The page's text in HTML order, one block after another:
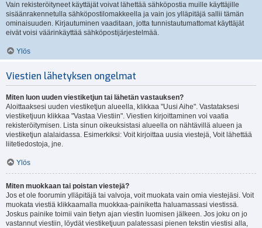
Vain rekisteröityneet käyttäjät voivat lähettää sähköpostia muille käyttäjille
sisäänrakennetulla sähköpostilomakkeella ja vain jos ylläpitäjä sallii tämän
ominaisuuden. Kirjautuminen vaaditaan, jotta tunnistautumattomat käyttäjät
eivät voisi väärinkäyttää sähköpostijärjestelmää.
Ylös
Viestien lähetyksen ongelmat
Miten luon uuden viestiketjun tai lähetän vastauksen?
Aloittaaksesi uuden viestiketjun alueella, klikkaa "Uusi Aihe". Vastataksesi
viestiketjuun klikkaa "Vastaa Viestiin". Viestien kirjoittaminen voi vaatia
rekisteröitymisen. Lista sinun oikeuksistasi alueella on nähtävillä alueen ja
viestiketjun alalaidassa. Esimerkiksi: Voit kirjoittaa uusia viestejä, Voit lähettää
liitetiedostoja, jne.
Ylös
Miten muokkaan tai poistan viestejä?
Jos et ole foorumin ylläpitäjä tai valvoja, voit muokata vain omia viestejäsi. Voit
muokata viestiä klikkaamalla muokkaa-painiketta haluamassasi viestissä.
Joskus painike toimii vain tietyn ajan viestin luomisen jälkeen. Jos joku on jo
vastannut viestiin, löydät viestiketjuun palatessasi pienen tekstin viestisi alla,